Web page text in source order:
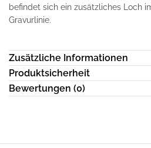
befindet sich ein zusätzliches Loch
Gravurlinie.
Zusätzliche Informationen
Produktsicherheit
Bewertungen (0)